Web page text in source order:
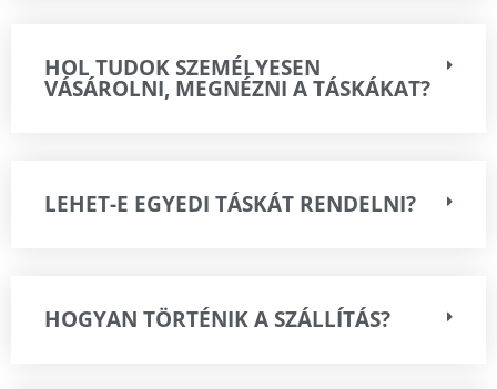
HOL TUDOK SZEMÉLYESEN
VÁSÁROLNI, MEGNÉZNI A TÁSKÁKAT?
LEHET-E EGYEDI TÁSKÁT RENDELNI?
HOGYAN TÖRTÉNIK A SZÁLLÍTÁS?